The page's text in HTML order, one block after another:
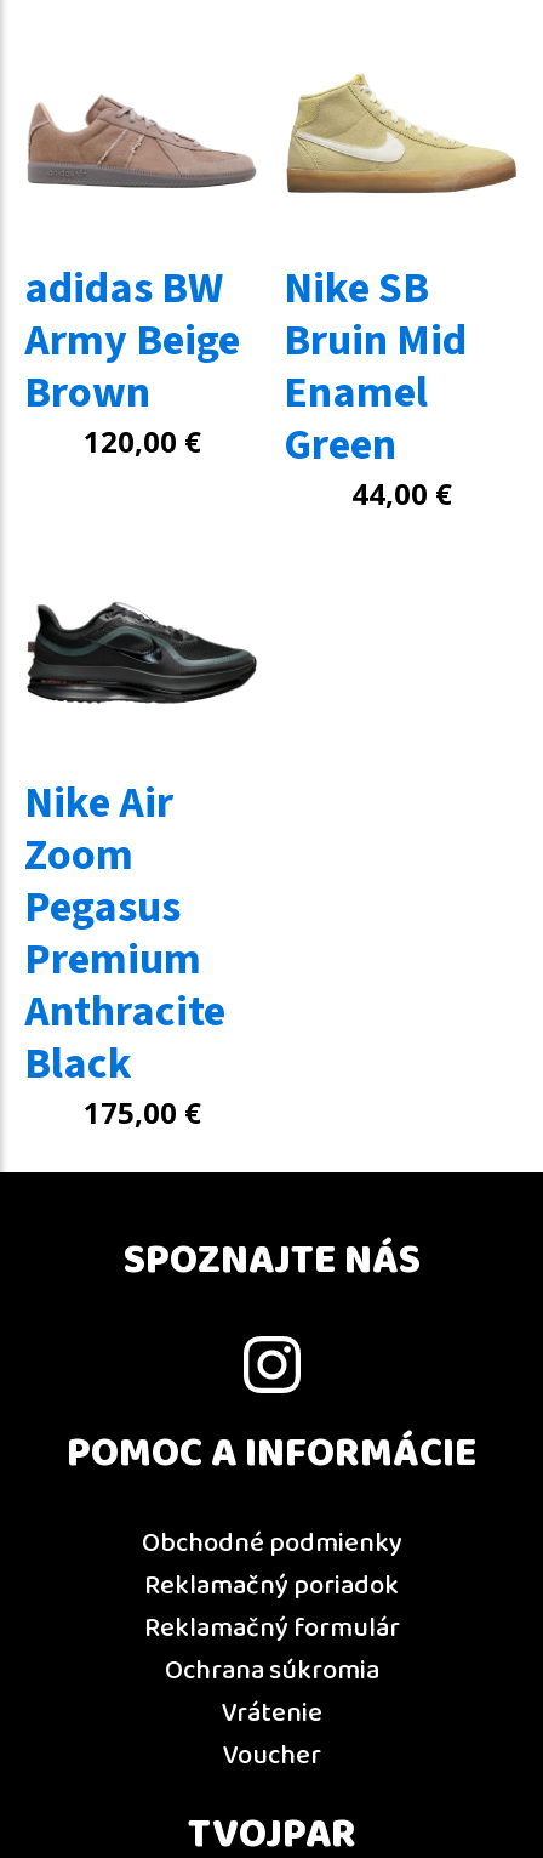
adidas BW
Army Beige
Brown
120,00 €
Nike SB
Bruin Mid
Enamel
Green
44,00 €
Nike Air
Zoom
Pegasus
Premium
Anthracite
Black
175,00 €
SPOZNAJTE NÁS
POMOC A INFORMÁCIE
Obchodné podmienky
Reklamačný poriadok
Reklamačný formulár
Ochrana súkromia
Vrátenie
Voucher
TVOJPAR